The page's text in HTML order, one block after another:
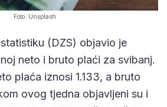
Foto: Unsplash
(DZS) objavio je
neto i bruto plaći za svibanj.
plaća iznosi 1.133, a bruto
ovog tjedna objavljeni su i